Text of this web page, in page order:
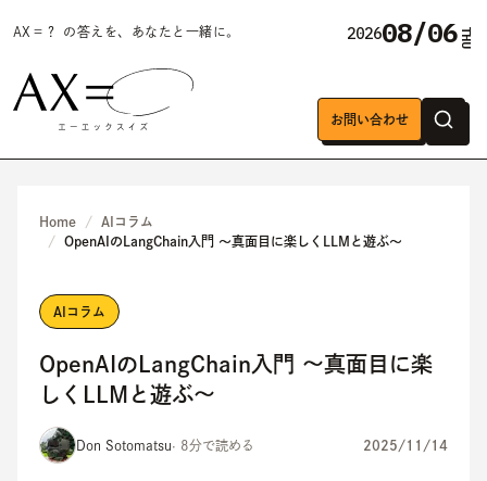
AX＝？ の答えを、あなたと一緒に。 202608/06THU
お問い合わせ
Home
AIコラム
OpenAIのLangChain入門 〜真面目に楽しくLLMと遊ぶ〜
AIコラム
OpenAIのLangChain入門 〜真面目に楽
しくLLMと遊ぶ〜
Don Sotomatsu· 8分で読める 2025/11/14